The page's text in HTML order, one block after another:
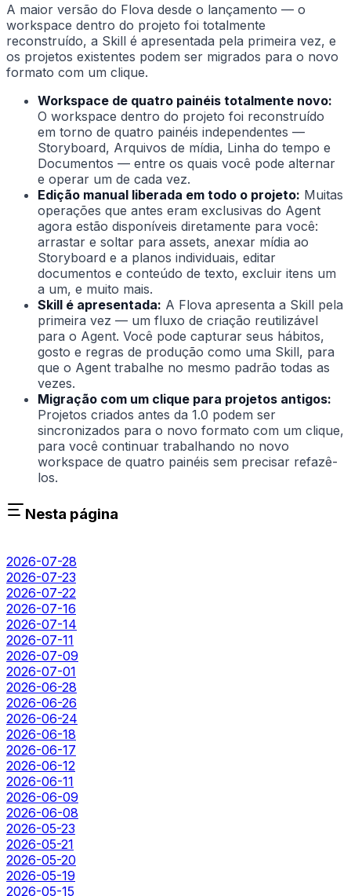
A maior versão do Flova desde o lançamento — o
workspace dentro do projeto foi totalmente
reconstruído, a Skill é apresentada pela primeira vez, e
os projetos existentes podem ser migrados para o novo
formato com um clique.
Workspace de quatro painéis totalmente novo:
O workspace dentro do projeto foi reconstruído
em torno de quatro painéis independentes —
Storyboard, Arquivos de mídia, Linha do tempo e
Documentos — entre os quais você pode alternar
e operar um de cada vez.
Edição manual liberada em todo o projeto: Muitas
operações que antes eram exclusivas do Agent
agora estão disponíveis diretamente para você:
arrastar e soltar para assets, anexar mídia ao
Storyboard e a planos individuais, editar
documentos e conteúdo de texto, excluir itens um
a um, e muito mais.
Skill é apresentada: A Flova apresenta a Skill pela
primeira vez — um fluxo de criação reutilizável
para o Agent. Você pode capturar seus hábitos,
gosto e regras de produção como uma Skill, para
que o Agent trabalhe no mesmo padrão todas as
vezes.
Migração com um clique para projetos antigos:
Projetos criados antes da 1.0 podem ser
sincronizados para o novo formato com um clique,
para você continuar trabalhando no novo
workspace de quatro painéis sem precisar refazê-
los.
Nesta página
2026-07-28
2026-07-23
2026-07-22
2026-07-16
2026-07-14
2026-07-11
2026-07-09
2026-07-01
2026-06-28
2026-06-26
2026-06-24
2026-06-18
2026-06-17
2026-06-12
2026-06-11
2026-06-09
2026-06-08
2026-05-23
2026-05-21
2026-05-20
2026-05-19
2026-05-15